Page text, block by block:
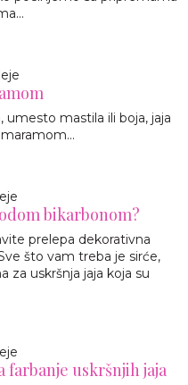
umesto mastila ili boja, jaja
bikarbonom?
prelepa dekorativna
što vam treba je sirće,
za uskršnja jaja koja su
farbanje uskršnjih jaja